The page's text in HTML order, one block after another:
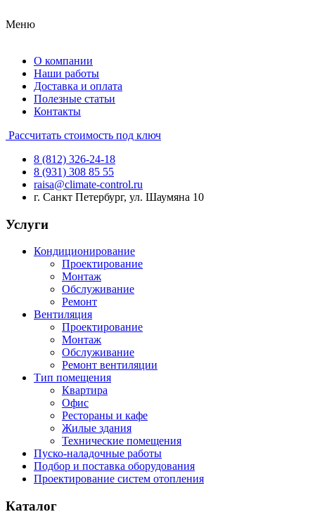
Меню
О компании
Наши работы
Доставка и оплата
Полезные статьи
Контакты
Рассчитать стоимость под ключ
8 (812) 326-24-18
8 (931) 308 85 55
raisa@climate-control.ru
г. Санкт Петербург, ул. Шаумяна 10
Услуги
Кондиционирование
Проектирование
Монтаж
Обслуживание
Ремонт
Вентиляция
Проектирование
Монтаж
Обслуживание
Ремонт вентиляции
Тип помещения
Квартира
Офис
Рестораны и кафе
Жилые здания
Технические помещения
Пуско-наладочные работы
Подбор и поставка оборудования
Проектирование систем отопления
Каталог